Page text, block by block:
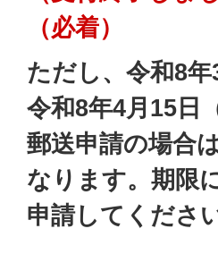
（必着）
ただし、令和8
令和8年4月15日
郵送申請の場合
なります。期限
申請してください